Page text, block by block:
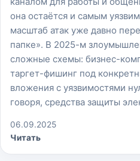
она остаётся и самым
масштаб атак уже давно
папке». В 2025-м
сложные схемы: бизнес-
таргет-фишинг под
вложения с уязвимостями
говоря, средства защиты
06.09.2025
Читать